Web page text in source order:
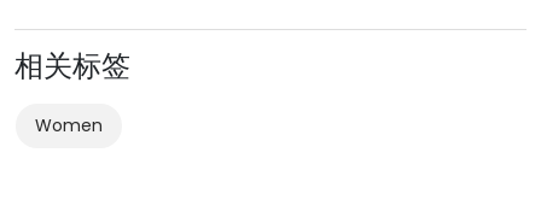
相关标签
Women